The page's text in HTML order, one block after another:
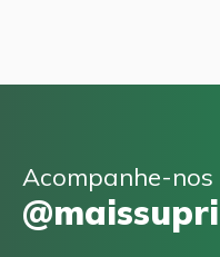
Acompanhe-